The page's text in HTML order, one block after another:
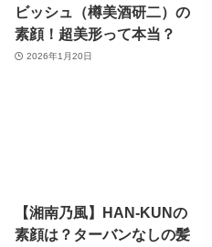
ビッシュ（樽美酒研二）の
素顔！超美形って本当？
2026年1月20日
【湘南乃風】HAN-KUNの
素顔は？ターバンなしの髪